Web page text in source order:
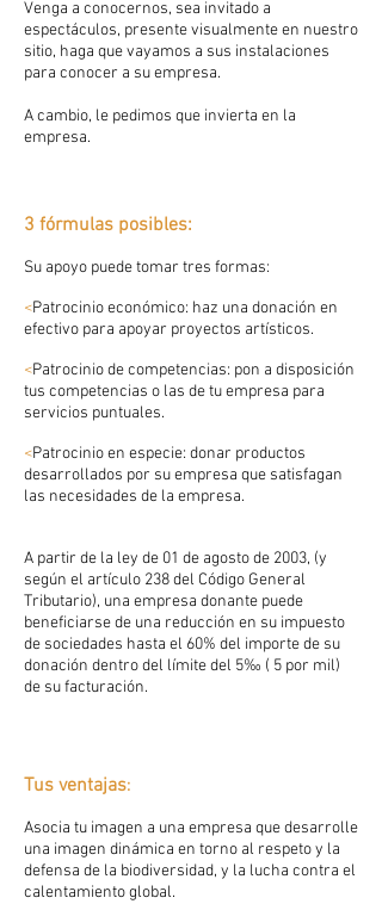
Venga a conocernos, sea invitado a
espectáculos, presente visualmente en nuestro
sitio, haga que vayamos a sus instalaciones
para conocer a su empresa.
A cambio, le pedimos que invierta en la
empresa.
3 fórmulas posibles:
Su apoyo puede tomar tres formas:
<Patrocinio económico: haz una donación en
efectivo para apoyar proyectos artísticos.
<Patrocinio de competencias: pon a disposición
tus competencias o las de tu empresa para
servicios puntuales.
<Patrocinio en especie: donar productos
desarrollados por su empresa que satisfagan
las necesidades de la empresa.
A partir de la ley de 01 de agosto de 2003, (y
según el artículo 238 del Código General
Tributario), una empresa donante puede
beneficiarse de una reducción en su impuesto
de sociedades hasta el 60% del importe de su
donación dentro del límite del 5‰ ( 5 por mil)
de su facturación.
Tus ventajas:
Asocia tu imagen a una empresa que desarrolle
una imagen dinámica en torno al respeto y la
defensa de la biodiversidad, y la lucha contra el
calentamiento global.